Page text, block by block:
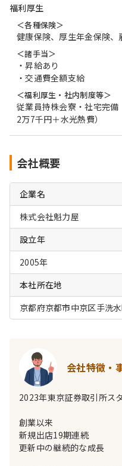
福利厚生
＜各種保険＞
健康保険、厚生年金保険
＜諸手当＞
・昇給あり
・交通費全額支給
＜福利厚生・社内制度等＞
従業員持株会寮・社宅完
2万7千円＋水光熱費）
会社概要
企業名
株式会社魁力屋
設立年
2005年
本社所在地
京都府京都市中京区手洗
会社特徴・
2023年東京証券取引所ス
創業以来
新規出店19期連続
更新中の継続的な成長